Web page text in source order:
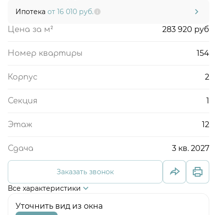
Ипотека от 16 010 руб.
Цена за м² 283 920 руб
Номер квартиры 154
Корпус 2
Секция 1
Этаж 12
Сдача 3 кв. 2027
Заказать звонок
Все характеристики
Уточнить вид из окна